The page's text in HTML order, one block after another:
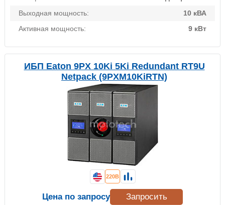
Выходная мощность:
10 кВА
Активная мощность:
9 кВт
ИБП Eaton 9PX 10Ki 5Ki Redundant RT9U
Netpack (9PXM10KiRTN)
220В
Цена по запросу Запросить